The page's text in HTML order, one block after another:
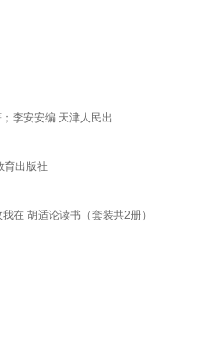
李安安编 天津人民出
出版社
在 胡适论读书（套装共2册）